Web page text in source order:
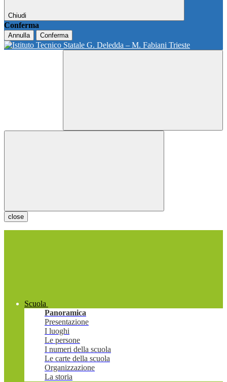
Chiudi
Conferma
Annulla Conferma
close
Scuola
Panoramica
Presentazione
I luoghi
Le persone
I numeri della scuola
Le carte della scuola
Organizzazione
La storia